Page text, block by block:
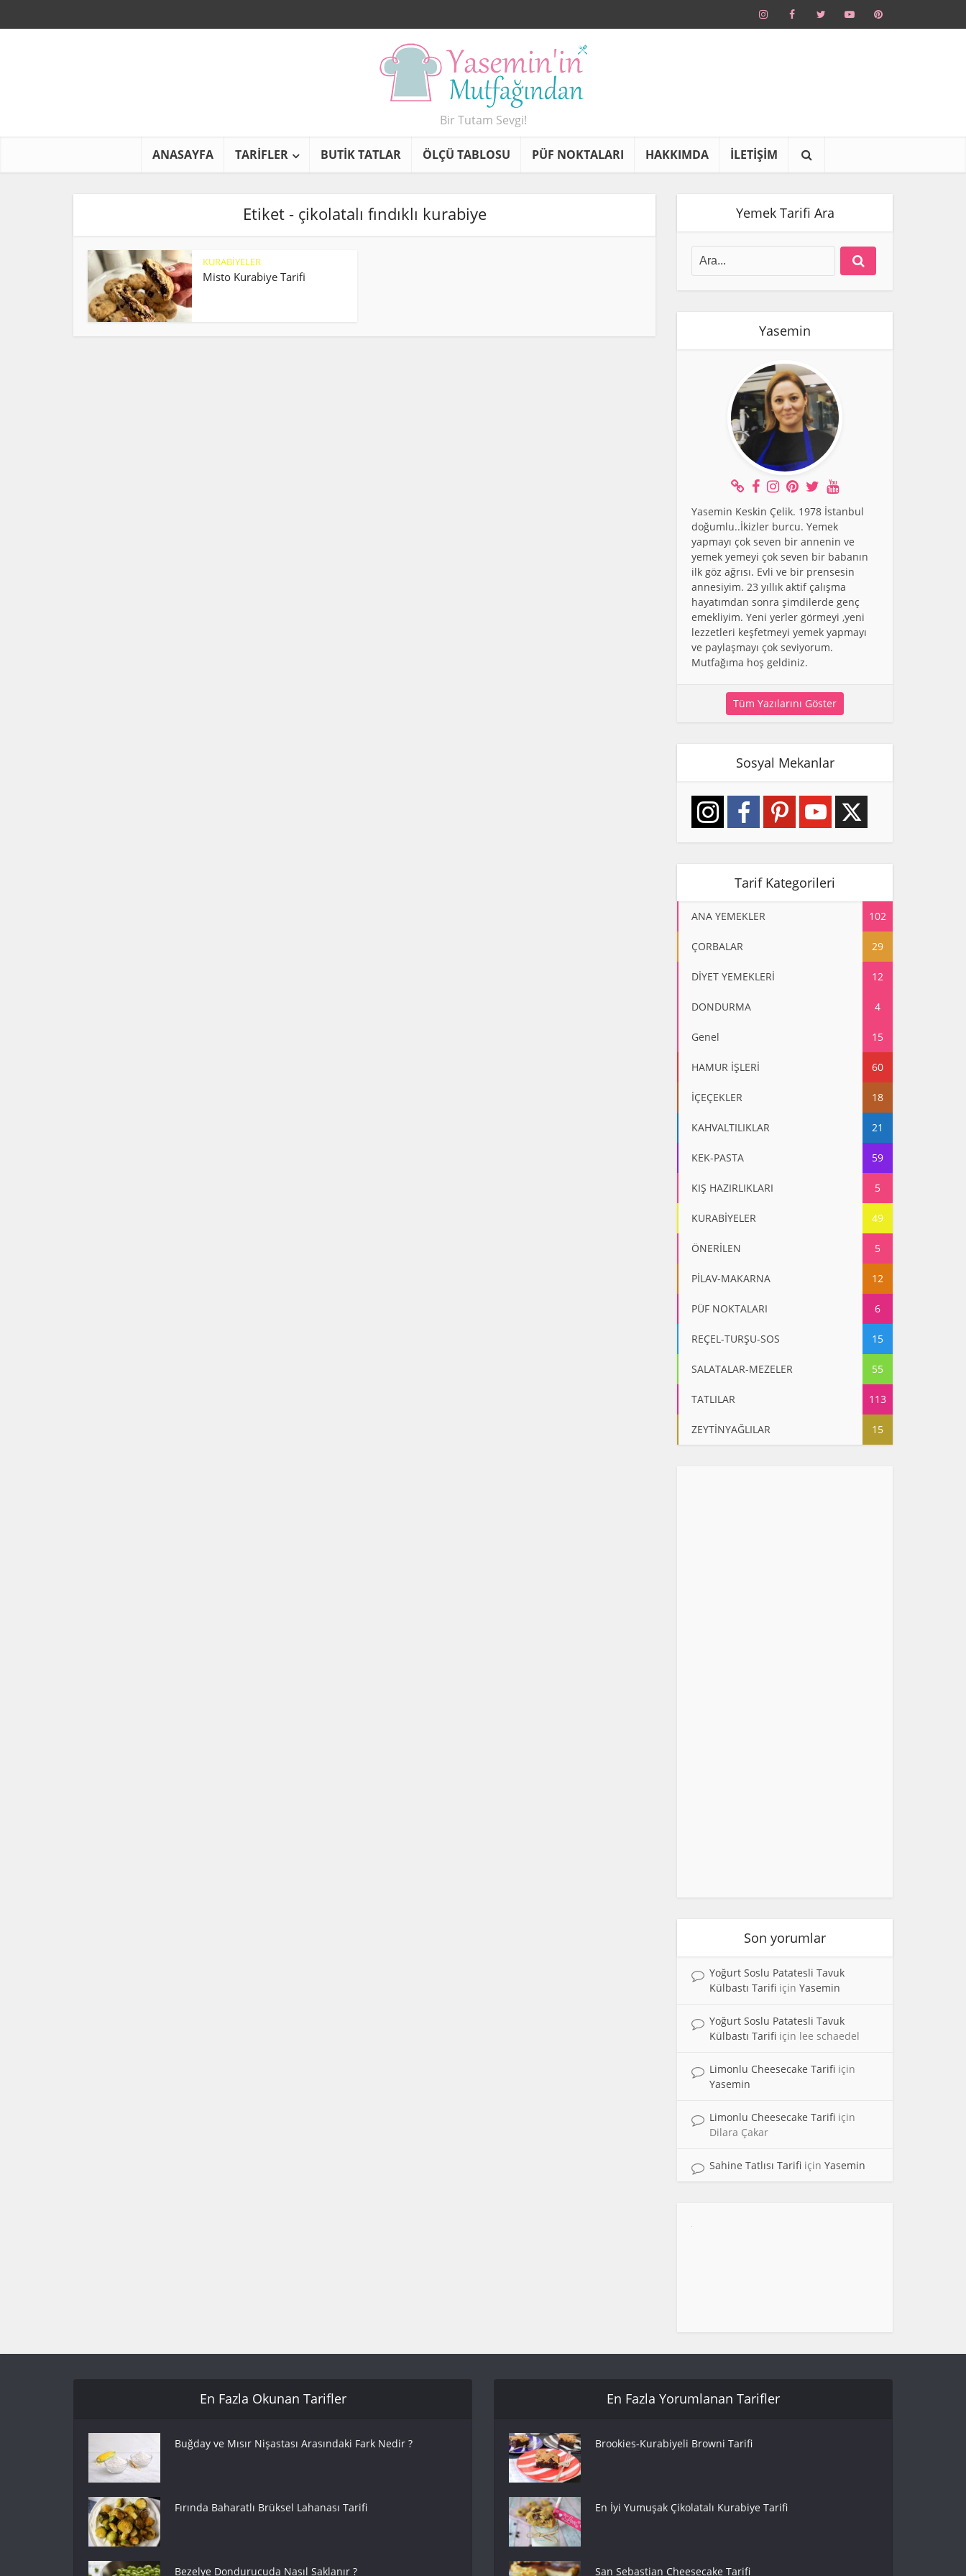
Bir Tutam Sevgi!
ANASAYFA TARİFLER BUTİK TATLAR ÖLÇÜ TABLOSU PÜF NOKTALARI HAKKIMDA İLETİŞİM
Etiket - çikolatalı fındıklı kurabiye
KURABİYELER
Misto Kurabiye Tarifi
Yemek Tarifi Ara
Yasemin
Yasemin Keskin Çelik. 1978 İstanbul
doğumlu..İkizler burcu. Yemek
yapmayı çok seven bir annenin ve
yemek yemeyi çok seven bir babanın
ilk göz ağrısı. Evli ve bir prensesin
annesiyim. 23 yıllık aktif çalışma
hayatımdan sonra şimdilerde genç
emekliyim. Yeni yerler görmeyi ,yeni
lezzetleri keşfetmeyi yemek yapmayı
ve paylaşmayı çok seviyorum.
Mutfağıma hoş geldiniz.
Tüm Yazılarını Göster
Sosyal Mekanlar
Tarif Kategorileri
ANA YEMEKLER 102
ÇORBALAR 29
DİYET YEMEKLERİ 12
DONDURMA 4
Genel 15
HAMUR İŞLERİ 60
İÇEÇEKLER 18
KAHVALTILIKLAR 21
KEK-PASTA 59
KIŞ HAZIRLIKLARI 5
KURABİYELER 49
ÖNERİLEN 5
PİLAV-MAKARNA 12
PÜF NOKTALARI 6
REÇEL-TURŞU-SOS 15
SALATALAR-MEZELER 55
TATLILAR 113
ZEYTİNYAĞLILAR 15
Son yorumlar
Yoğurt Soslu Patatesli Tavuk
Külbastı Tarifi için Yasemin
Yoğurt Soslu Patatesli Tavuk
Külbastı Tarifi için lee schaedel
Limonlu Cheesecake Tarifi için
Yasemin
Limonlu Cheesecake Tarifi için
Dilara Çakar
Sahine Tatlısı Tarifi için Yasemin
En Fazla Okunan Tarifler
Buğday ve Mısır Nişastası Arasındaki Fark Nedir ?
Fırında Baharatlı Brüksel Lahanası Tarifi
Bezelye Dondurucuda Nasıl Saklanır ?
En Fazla Yorumlanan Tarifler
Brookies-Kurabiyeli Browni Tarifi
En İyi Yumuşak Çikolatalı Kurabiye Tarifi
San Sebastian Cheesecake Tarifi